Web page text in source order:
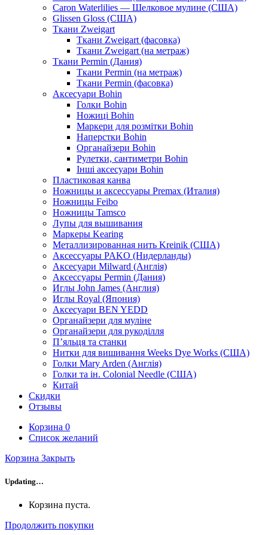
Caron Waterlilies — Шелковое мулине (США)
Glissen Gloss (США)
Ткани Zweigart
Ткани Zweigart (фасовка)
Ткани Zweigart (на метраж)
Ткани Permin (Дания)
Ткани Permin (на метраж)
Ткани Permin (фасовка)
Аксесуари Bohin
Голки Bohin
Ножиці Bohin
Маркери для розмітки Bohin
Наперстки Bohin
Органайзери Bohin
Рулетки, сантиметри Bohin
Інші аксесуари Bohin
Пластиковая канва
Ножницы и аксессуары Premax (Италия)
Ножницы Feibo
Ножницы Tamsco
Лупы для вышивания
Маркеры Kearing
Металлизированная нить Kreinik (США)
Аксессуары PAKO (Нидерланды)
Аксесуари Milward (Англія)
Аксессуары Permin (Дания)
Иглы John James (Англия)
Иглы Royal (Япония)
Аксесуари BEN YEDD
Органайзери для муліне
Органайзери для рукоділля
П’яльця та станки
Нитки для вишивання Weeks Dye Works (США)
Голки Mary Arden (Англія)
Голки та ін. Colonial Needle (США)
Китай
Скидки
Отзывы
Корзина 0
Список желаний
Корзина Закрыть
Updating…
Корзина пуста.
Продолжить покупки